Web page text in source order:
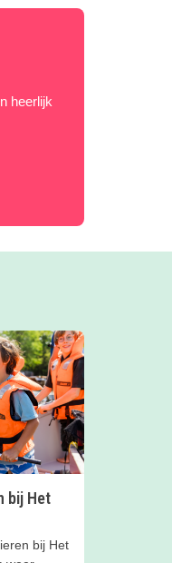
heerlijk
bij Het
bij Het